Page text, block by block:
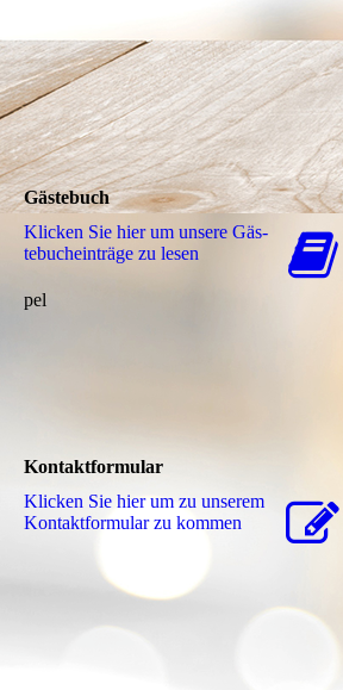
Gästebuch
Klicken Sie hier um unsere Gäs­
te­buch­ein­trä­ge zu lesen
pel
Kontaktformular
Klicken Sie hier um zu unserem
Kon­takt­for­mu­lar zu kommen